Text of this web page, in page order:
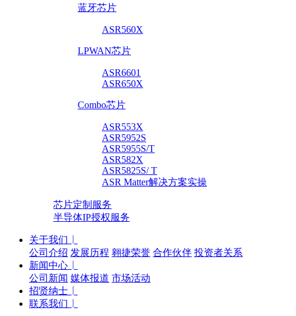
蓝牙芯片
ASR560X
LPWAN芯片
ASR6601
ASR650X
Combo芯片
ASR553X
ASR5952S
ASR5955S/T
ASR582X
ASR5825S/ T
ASR Matter解决方案实操
芯片定制服务
半导体IP授权服务
关于我们
公司介绍 发展历程 翱捷荣誉 合作伙伴 投资者关系
新闻中心
公司新闻 媒体报道 市场活动
招贤纳士
联系我们